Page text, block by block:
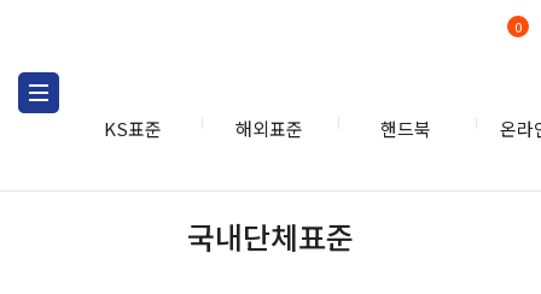
KS표준 해외표준 핸드북 온라
0
국내단체표준